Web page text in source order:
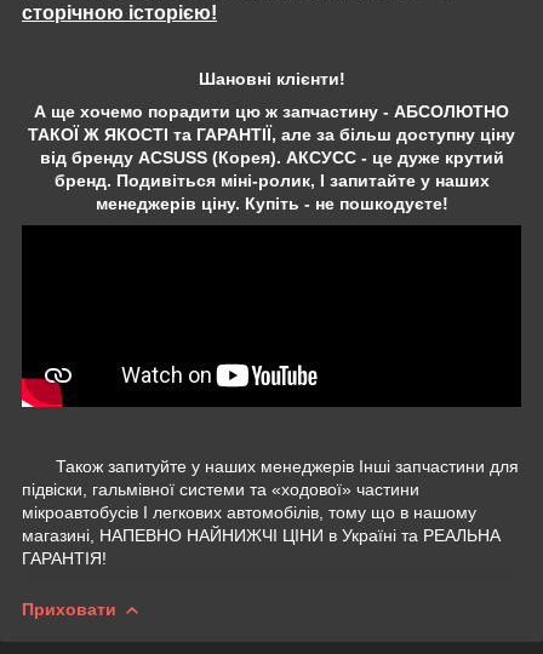
сторічною історією!
Шановні клієнти!
А ще хочемо порадити цю ж запчастину - АБСОЛЮТНО
ТАКОЇ Ж ЯКОСТІ та ГАРАНТІЇ, але за більш доступну ціну
від бренду ACSUSS (Корея). АКСУСС - це дуже крутий
бренд. Подивіться міні-ролик, І запитайте у наших
менеджерів ціну. Купіть - не пошкодуєте!
Також запитуйте у наших менеджерів Інші запчастини для
підвіски, гальмівної системи та «ходової» частини
мікроавтобусів І легкових автомобілів, тому що в нашому
магазині, НАПЕВНО НАЙНИЖЧІ ЦІНИ в Україні та РЕАЛЬНА
ГАРАНТІЯ!
Приховати